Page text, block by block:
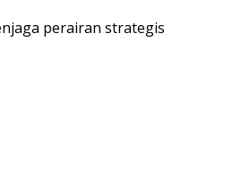
perairan strategis